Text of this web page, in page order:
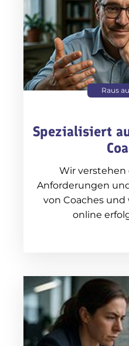
Raus
Spezialisiert
Wir verstehen
Anforderungen
von Coaches und
online